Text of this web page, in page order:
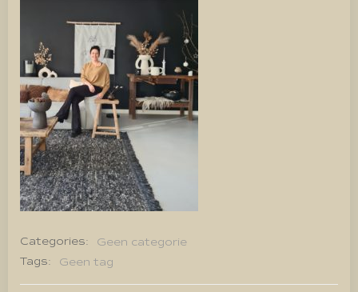
Categories:
Geen categorie
Tags:
Geen tag